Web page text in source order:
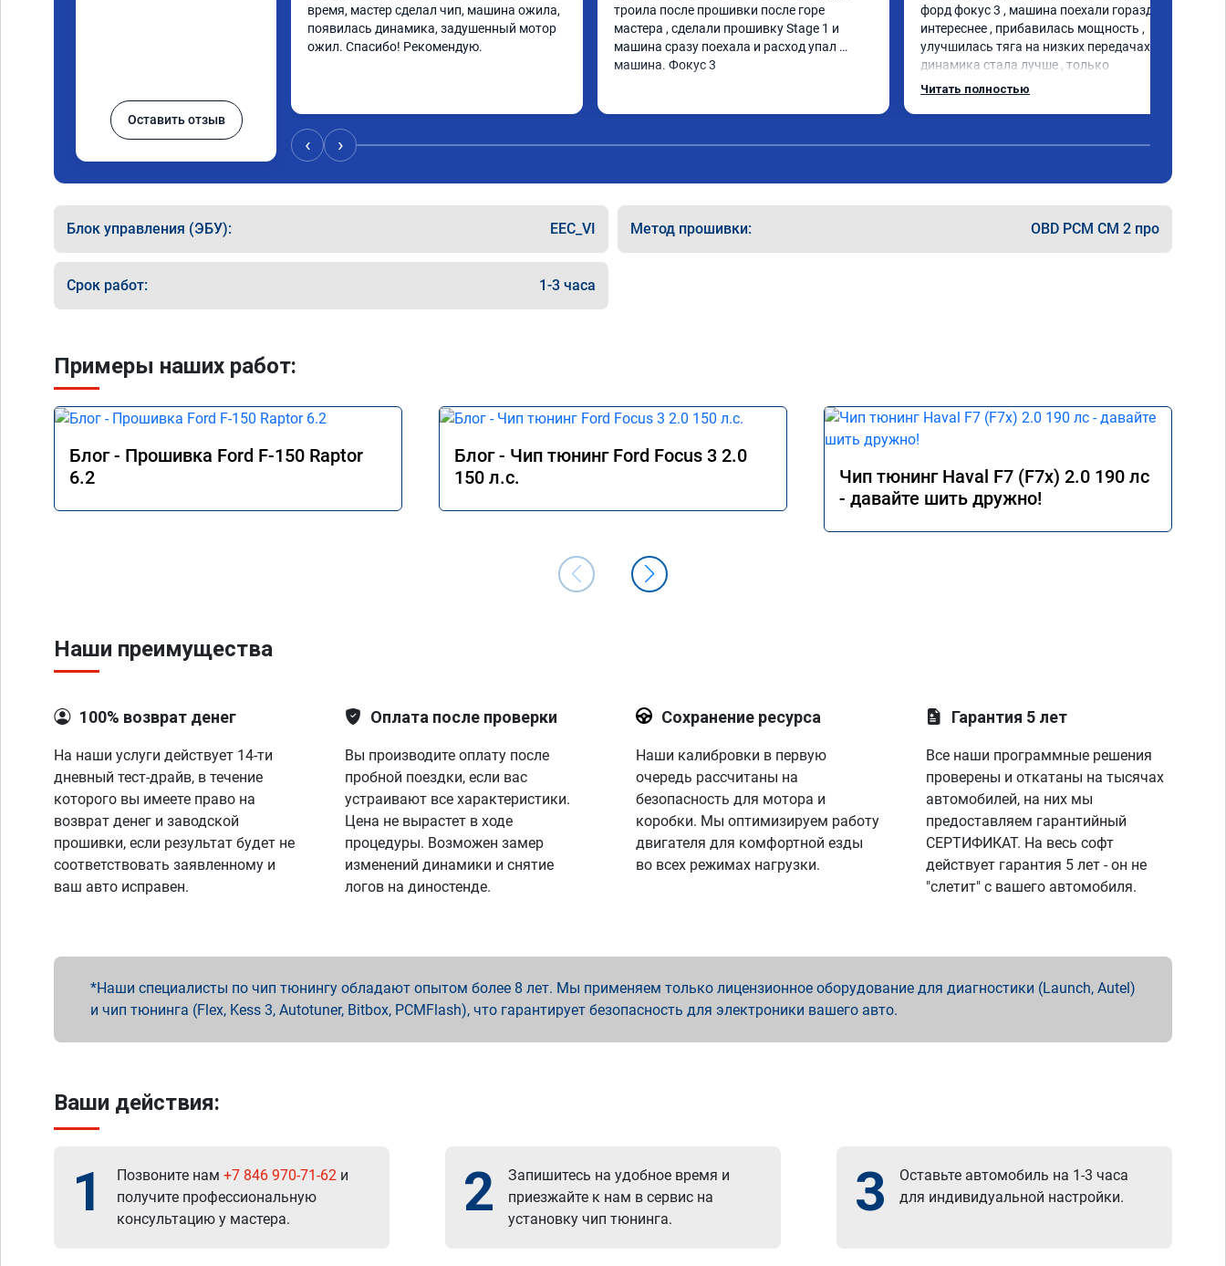
Оставить отзыв
время, мастер сделал чип, машина ожила,
появилась динамика, задушенный мотор
ожил. Спасибо! Рекомендую.
троила после прошивки после горе
мастера , сделали прошивку Stage 1 и
машина сразу поехала и расход упал
машина. Фокус 3
форд фокус 3 , машина поехали гораздо
интереснее , прибавилась мощность ,
улучшилась тяга на низких передачах ,
динамика стала лучше , только
позитивные эмоции , цена
Читать полностью
‹ ›
Блок управления (ЭБУ): EEC_VI Метод прошивки: OBD PCM СМ 2 про
Срок работ: 1-3 часа
Примеры наших работ:
Блог - Прошивка Ford F-150 Raptor
6.2
Блог - Чип тюнинг Ford Focus 3 2.0
150 л.с.
Чип тюнинг Haval F7 (F7x) 2.0 190 лс
- давайте шить дружно!
Наши преимущества
100% возврат денег
На наши услуги действует 14-ти
дневный тест-драйв, в течение
которого вы имеете право на
возврат денег и заводской
прошивки, если результат будет не
соответствовать заявленному и
ваш авто исправен.
Оплата после проверки
Вы производите оплату после
пробной поездки, если вас
устраивают все характеристики.
Цена не вырастет в ходе
процедуры. Возможен замер
изменений динамики и снятие
логов на диностенде.
Сохранение ресурса
Наши калибровки в первую
очередь рассчитаны на
безопасность для мотора и
коробки. Мы оптимизируем работу
двигателя для комфортной езды
во всех режимах нагрузки.
Гарантия 5 лет
Все наши программные решения
проверены и откатаны на тысячах
автомобилей, на них мы
предоставляем гарантийный
СЕРТИФИКАТ. На весь софт
действует гарантия 5 лет - он не
"слетит" с вашего автомобиля.
Наши специалисты по чип тюнингу обладают опытом более 8 лет. Мы применяем только лицензионное оборудование для диагностики (Launch, Autel)
и чип тюнинга (Flex, Kess 3, Autotuner, Bitbox, PCMFlash), что гарантирует безопасность для электроники вашего авто.
Ваши действия:
1 Позвоните нам +7 846 970-71-62 и
получите профессиональную
консультацию у мастера.
2
Запишитесь на удобное время и
приезжайте к нам в сервис на
установку чип тюнинга.
3
Оставьте автомобиль на 1-3 часа
для индивидуальной настройки.